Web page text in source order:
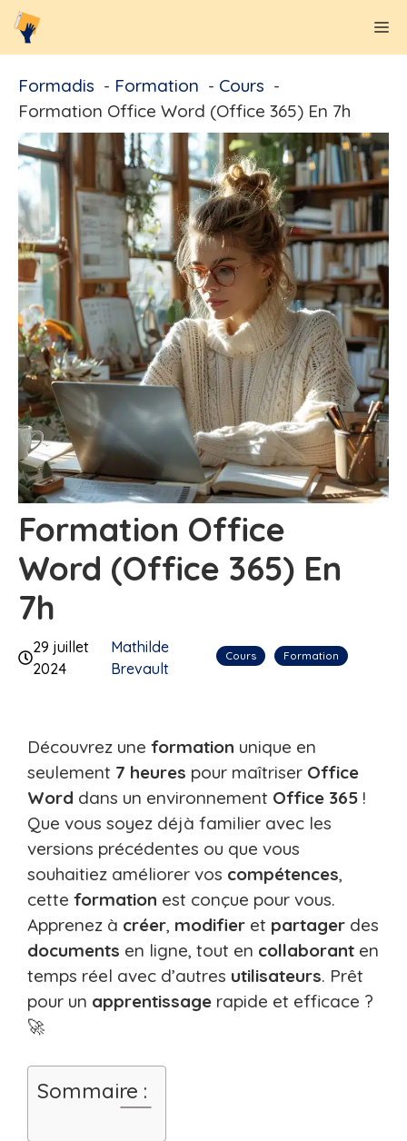
Aller
au
Formadis Formation
Cours
Formation Office Word (Office 365) En 7h
Formation Office
Word (Office 365) En
7h
29 juillet
2024
Mathilde
Brevault
Cours Formation
Découvrez une formation unique en
seulement 7 heures pour maîtriser Office
Word dans un environnement Office 365 !
Que vous soyez déjà familier avec les
versions précédentes ou que vous
souhaitiez améliorer vos compétences,
cette formation est conçue pour vous.
Apprenez à créer, modifier et partager des
documents en ligne, tout en collaborant en
temps réel avec d’autres utilisateurs. Prêt
pour un apprentissage rapide et efficace ?
🚀
Sommaire :